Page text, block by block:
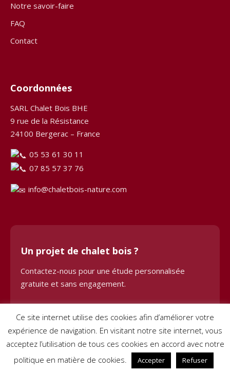
Notre savoir-faire
FAQ
Contact
Coordonnées
SARL Chalet Bois BHE
9 rue de la Résistance
24100 Bergerac – France
05 53 61 30 11
07 85 57 37 76
info@chaletbois-nature.com
Un projet de chalet bois ?
Contactez-nous pour une étude personnalisée
gratuite et sans engagement.
Demander une étude
© 2024 Chalet Bois BHE. Tous droits réservés. Site créé parPignon
Ce site internet utilise des cookies afin d’améliorer votre
expérience de navigation. En visitant notre site internet, vous
acceptez l’utilisation de tous ces cookies en accord avec notre
politique en matière de cookies.
Accepter Refuser